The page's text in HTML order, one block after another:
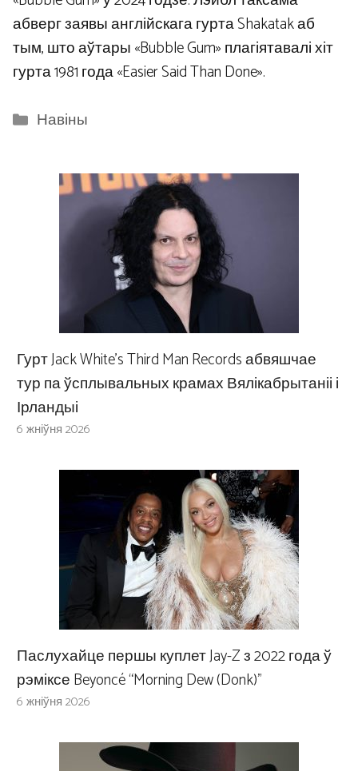
абверг заявы англійскага гурта Shakatak аб
тым, што аўтары «Bubble Gum» плагіятавалі хіт
гурта 1981 года «Easier Said Than Done».
Categories
Навіны
Гурт Jack White’s Third Man Records абвяшчае
тур па ўсплывальных крамах Вялікабрытаніі і
Ірландыі
6 жніўня 2026
Паслухайце першы куплет Jay-Z з 2022 года ў
рэміксе Beyoncé “Morning Dew (Donk)”
6 жніўня 2026